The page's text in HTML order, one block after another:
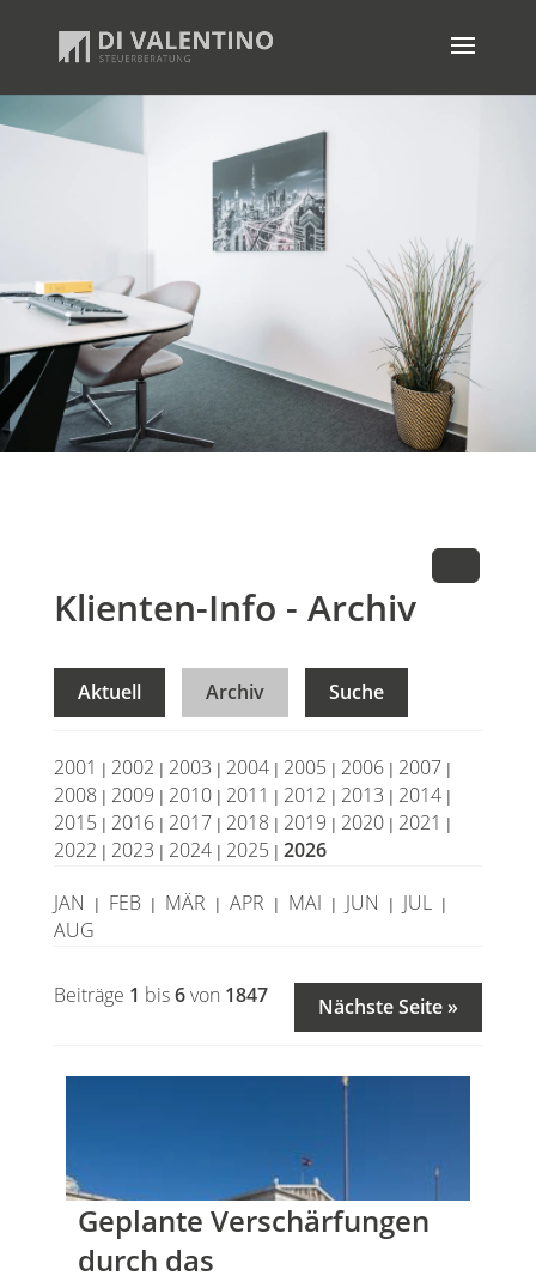
Klienten-Info - Archiv
Aktuell Archiv Suche
2001 | 2002 | 2003 | 2004| 2005 | 2006| 2007 |
2008 | 2009 | 2010| 2011 | 2012 | 2013 | 2014|
2015 | 2016| 2017 | 2018 | 2019 | 2020| 2021 |
2022 | 2023 | 2024| 2025 | 2026
JAN
| FEB | MÄR | APR | MAI | JUN | JUL |
AUG
Beiträge 1 bis6von 1847 Nächste Seite »
Geplante Verschärfungen
durch das